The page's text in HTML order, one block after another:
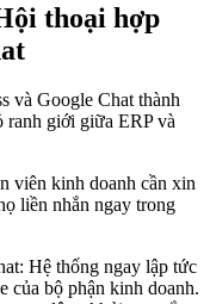
thoại hợp
và Google Chat thành
ranh giới giữa ERP và
viên kinh doanh cần xin
liền nhắn ngay trong
Hệ thống ngay lập tức
của bộ phận kinh doanh.